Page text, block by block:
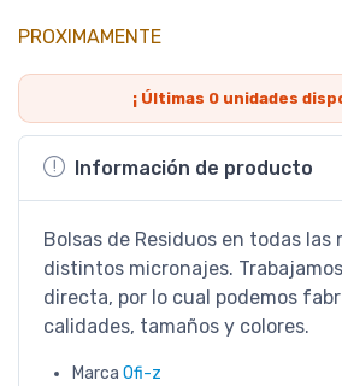
PROXIMAMENTE
¡ Últimas 0unidades
Información de producto
Bolsas de Residuos en todas las
distintos micronajes.
directa, por lo cual podemos
calidades, tamaños y colores.
Marca Ofi-z